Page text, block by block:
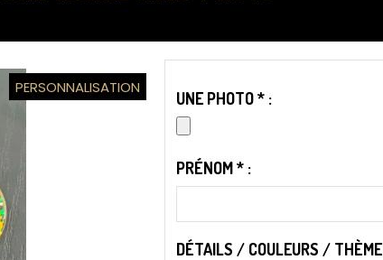
PERSONNALISATION
UNE PHOTO* :
PRÉNOM* :
DÉTAILS / COULEURS / THÈME